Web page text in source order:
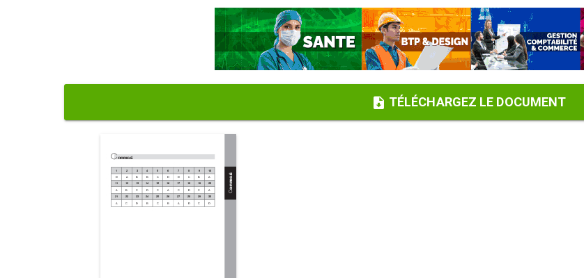
TÉLÉCHARGEZ LE DOCUMENT